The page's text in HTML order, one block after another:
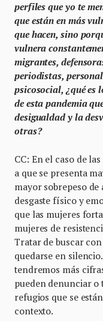
perfiles que yo te
que están en más
que hacen, sino
vulnera
migrantes,
periodistas,
psicosocial, ¿qué es
de esta pandemia
desigualdad y la
otras?
CC: En el caso de
a que se presenta
mayor sobrepeso
desgaste físico y
que las mujeres
mujeres de
Tratar de buscar
quedarse en
tendremos más
pueden denunciar o
refugios que se
contexto.